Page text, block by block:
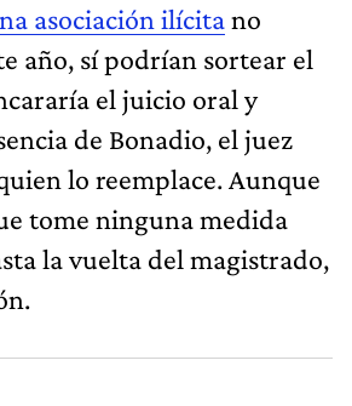
asociación ilícitano
año, sí podrían sortear el
el juicio oral y
de Bonadio, el juez
lo reemplace. Aunque
tome ninguna medida
la vuelta del magistrado,